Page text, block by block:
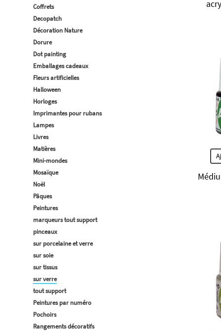
Coffrets
Decopatch
Décoration Nature
Dorure
Dot painting
Emballages cadeaux
Fleurs artificielles
Halloween
Horloges
Imprimantes pour rubans
Lampes
Livres
Matières
Mini-mondes
Mosaïque
Noël
Pâques
Peintures
marqueurs tout support
pinceaux
sur porcelaine et verre
sur soie
sur tissus
sur verre
tout support
Peintures par numéro
Pochoirs
Rangements décoratifs